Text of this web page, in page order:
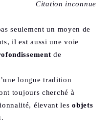
Citation inconnue
seulement un moyen de
il est aussi une voie
de
longue tradition
toujours cherché à
élevant lesobjets
.